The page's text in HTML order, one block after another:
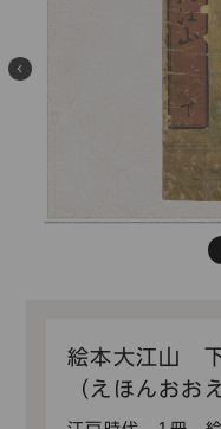
その絵画は、伊吹
品であり、詞書筆者
尊鎮、絵画筆者を狩
（三巻 サントリー
巻の上巻から中巻前
本作品におけるこ
石清水八幡・住吉・
上が聖性の高い場所
振りわけられ、構図
る酒宴や鬼の対決、
絵本大江山
（えほんおお